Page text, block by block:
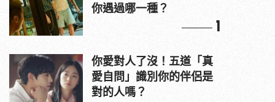
你遇過哪一種？
1
你愛對人了沒！五道「真
愛自問」識別你的伴侶是
對的人嗎？